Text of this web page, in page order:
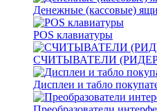
Денежные (кассовые)
POS клавиатуры
СЧИТЫВАТЕЛИ
Дисплеи и табло